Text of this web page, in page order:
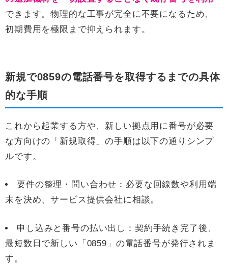
できます。物理的な工事が完全に不要になるため、
初期費用を極限まで抑えられます。
新規で0859の電話番号を取得するまでの具体
的な手順
これから起業する方や、新しい拠点用に番号が必要
な方向けの「新規取得」の手順は以下の通りシンプ
ルです。
要件の整理・問い合わせ：必要な回線数や利用端
末を決め、サービス提供会社に相談。
申し込みと番号の払い出し：契約手続き完了後、
最短数日で新しい「0859」の電話番号が発行されま
す。